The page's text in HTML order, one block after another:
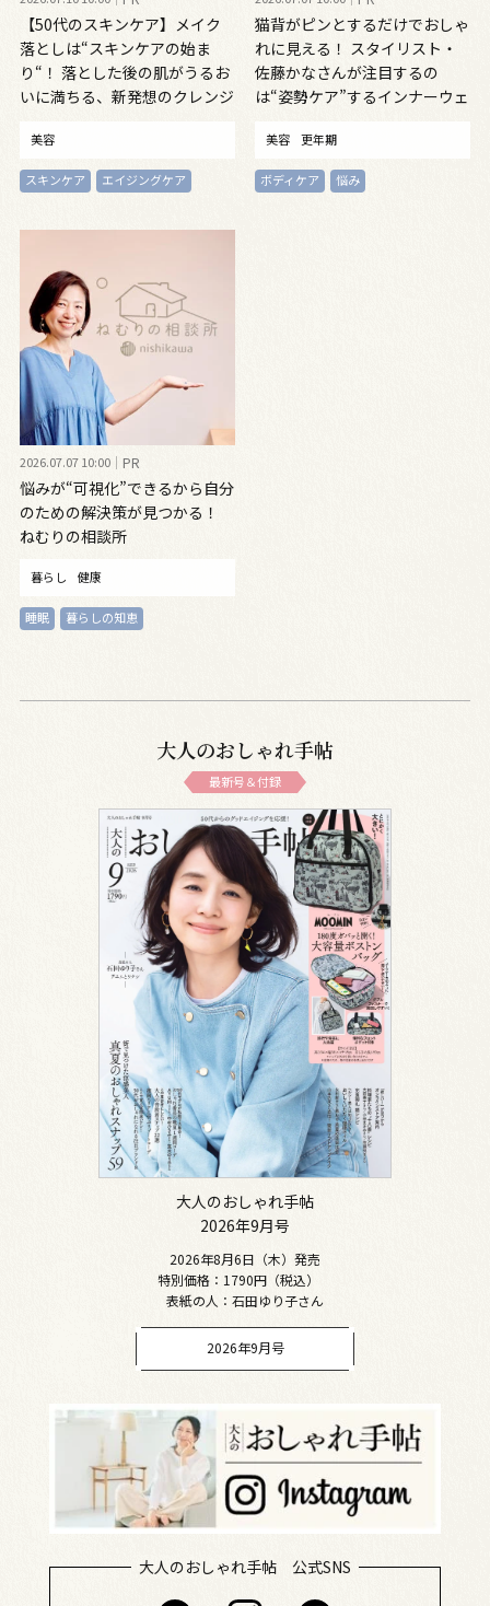
【50代のスキンケア】メイク
落としは“スキンケアの始ま
り“！ 落とした後の肌がうるお
いに満ちる、新発想のクレンジ
美容
スキンケア エイジングケア
猫背がピンとするだけでおしゃ
れに見える！ スタイリスト・
佐藤かなさんが注目するの
は“姿勢ケア”するインナーウェ
美容 更年期
ボディケア 悩み
2026.07.07 10:00 PR
悩みが“可視化”できるから自分
のための解決策が見つかる！
ねむりの相談所
暮らし 健康
睡眠 暮らしの知恵
大人のおしゃれ手帖
最新号＆付録
大人のおしゃれ手帖
2026年9月号
2026年8月6日（木）発売
特別価格：1790円（税込）
表紙の人：石田ゆり子さん
2026年9月号
大人のおしゃれ手帖 公式SNS